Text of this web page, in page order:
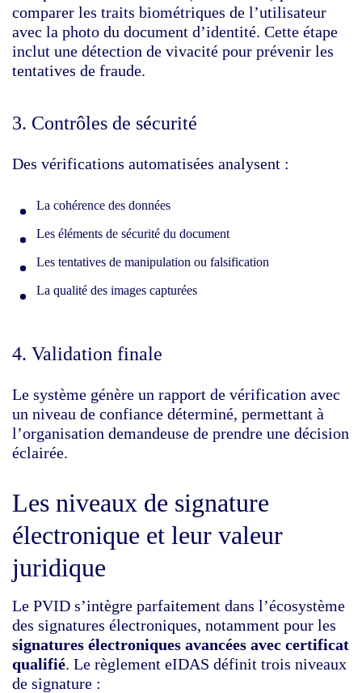
comparer les traits biométriques de l’utilisateur
avec la photo du document d’identité. Cette étape
inclut une détection de vivacité pour prévenir les
tentatives de fraude.
3. Contrôles de sécurité
Des vérifications automatisées analysent :
La cohérence des données
Les éléments de sécurité du document
Les tentatives de manipulation ou falsification
La qualité des images capturées
4. Validation finale
Le système génère un rapport de vérification avec
un niveau de confiance déterminé, permettant à
l’organisation demandeuse de prendre une décision
éclairée.
Les niveaux de signature
électronique et leur valeur
juridique
Le PVID s’intègre parfaitement dans l’écosystème
des signatures électroniques, notamment pour les
signatures électroniques avancées avec certificat
qualifié. Le règlement eIDAS définit trois niveaux
de signature :